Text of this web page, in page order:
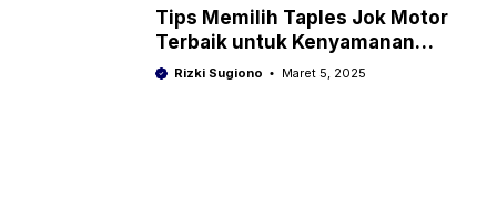
Tips Memilih Taples Jok Motor
Terbaik untuk Kenyamanan
Berkendara
Rizki Sugiono Maret 5, 2025